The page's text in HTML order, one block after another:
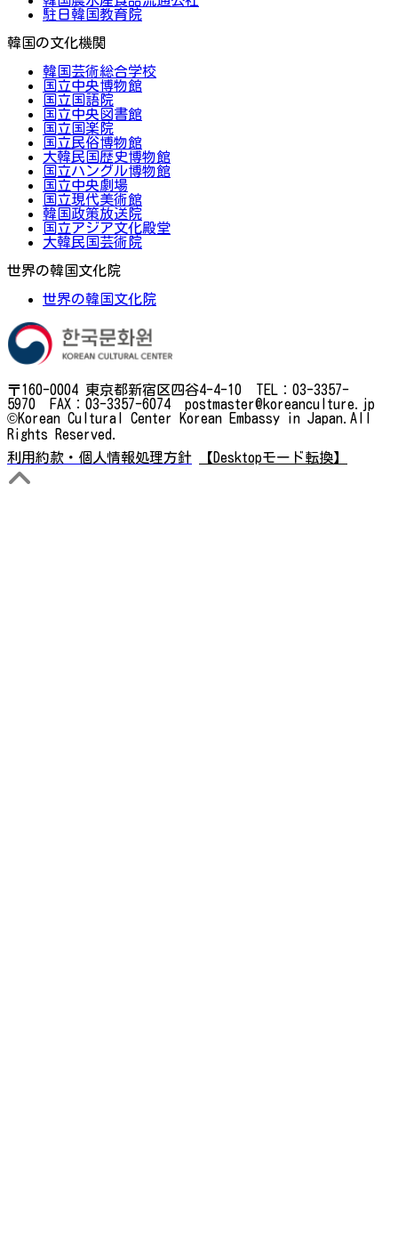
駐日韓国教育院
韓国の文化機関
韓国芸術総合学校
国立中央博物館
国立国語院
国立中央図書館
国立国楽院
国立民俗博物館
大韓民国歴史博物館
国立ハングル博物館
国立中央劇場
国立現代美術館
韓国政策放送院
国立アジア文化殿堂
大韓民国芸術院
世界の韓国文化院
世界の韓国文化院
〒160-0004 東京都新宿区四谷4-4-10 TEL：03-3357-
5970 FAX：03-3357-6074 postmaster@koreanculture.jp
©Korean Cultural Center Korean Embassy in Japan.All
Rights Reserved.
利用約款・個人情報処理方針
【Desktopモード転換】